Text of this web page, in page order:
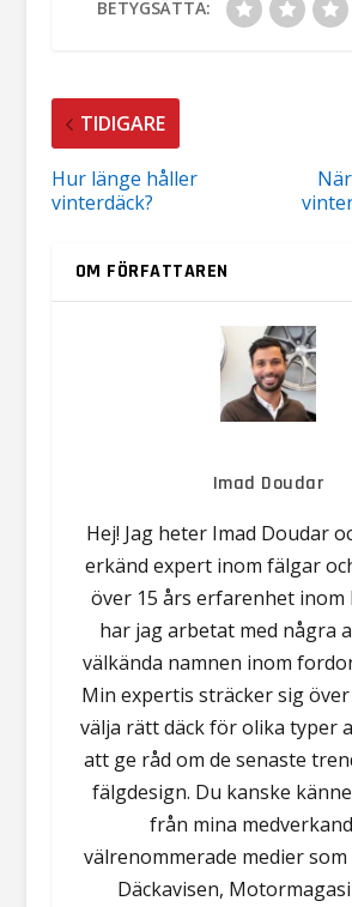
BETYGSÄTTA:
TIDIGARE
Hur länge håller
vinterdäck?
OM FÖRFATTAREN
Imad Doudar
Hej! Jag heter Imad Doudar
erkänd expert inom fälgar
över 15 års erfarenhet inom
har jag arbetat med några
välkända namnen inom
Min expertis sträcker sig
välja rätt däck för olika typer
att ge råd om de senaste
fälgdesign. Du kanske
från mina
välrenommerade medier som
Däckavisen,